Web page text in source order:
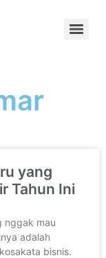
yang
Tahun Ini
nggak mau
adalah
bisnis.